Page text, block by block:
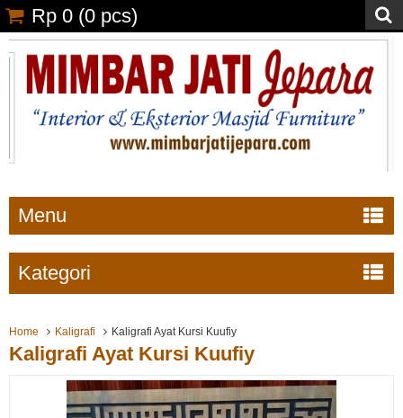
Rp 0 (0 pcs)
Menu
Kategori
Home Kaligrafi Kaligrafi Ayat Kursi Kuufiy
Kaligrafi Ayat Kursi Kuufiy